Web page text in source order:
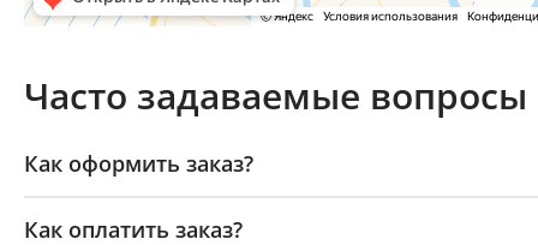
Часто задаваемые вопросы
Как оформить заказ?
Как оплатить заказ?